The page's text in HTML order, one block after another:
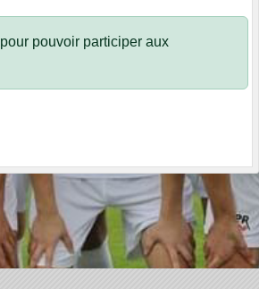
pour pouvoir participer aux